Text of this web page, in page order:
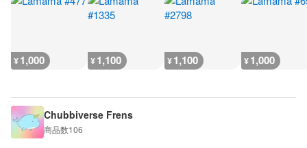
¥1,000 ¥1,100 ¥1,100 ¥1,000
Chubbiverse Frens
商品数106